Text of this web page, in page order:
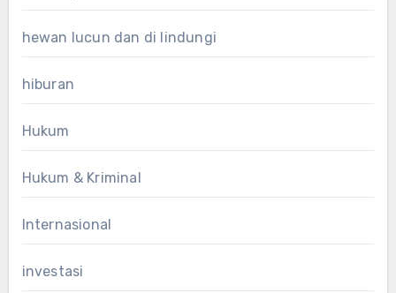
hewan lucun dan di lindungi
hiburan
Hukum
Hukum & Kriminal
Internasional
investasi